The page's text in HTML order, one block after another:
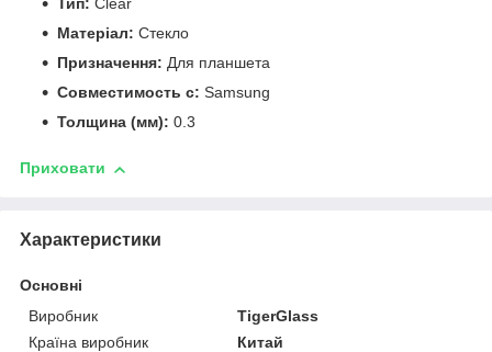
Тип: Clear
Матеріал: Стекло
Призначення: Для планшета
Совместимость с: Samsung
Толщина (мм): 0.3
Приховати
Характеристики
Основні
Виробник
TigerGlass
Країна виробник
Китай